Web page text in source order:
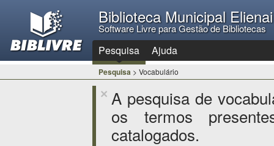
Biblioteca Municipal
Software Livre para Gestão de Bibliotecas
Pesquisa Ajuda
Pesquisa > Vocabulário
× A pesquisa de
os termos
catalogados.